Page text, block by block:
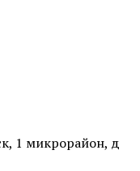
1 микрорайон, д